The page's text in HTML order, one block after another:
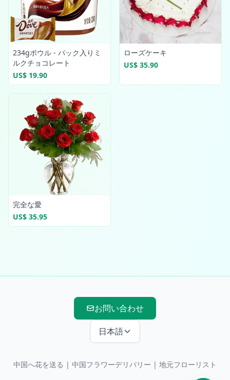
234gボウル - パック入りミ
ルクチョコレート
US$ 19.90
ローズケーキ
US$ 35.90
完全な愛
US$ 35.95
お問い合わせ
日本語
中国へ花を送る | 中国フラワーデリバリー | 地元フローリスト